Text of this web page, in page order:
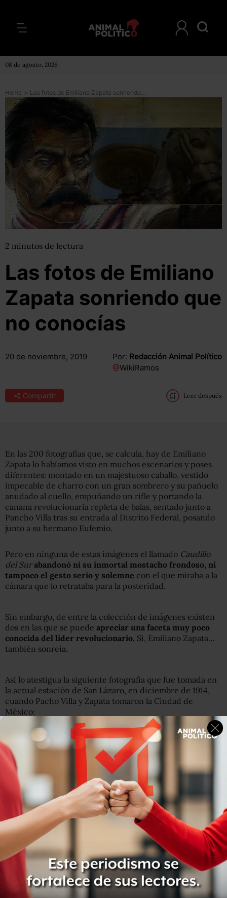
08 de agosto, 2026
Home > Las fotos de Emiliano Zapata sonriendo que no conocías
2 minutos de lectura
Las fotos de Emiliano
Zapata sonriendo que
no conocías
20 de noviembre, 2019 Por: Redacción Animal Político
@WikiRamos
Compartir Leer después
En las 200 fotografías que, se calcula, hay de Emiliano
Zapata lo habíamos visto en muchos escenarios y poses
diferentes: montado en un majestuoso caballo, vestido
impecable de charro con un gran sombrero y su pañuelo
anudado al cuello, empuñando un rifle y portando la
canana revolucionaria repleta de balas, sentado junto a
Pancho Villa tras su entrada al Distrito Federal, posando
junto a su hermano Eufemio.
Pero en ninguna de estas imágenes el llamado Caudillo
del Sur abandonó ni su inmortal mostacho frondoso, ni
tampoco el gesto serio y solemne con el que miraba a la
cámara que lo retrataba para la posteridad.
Sin embargo, de entre la colección de imágenes existen
dos en las que se puede apreciar una faceta muy poco
conocida del líder revolucionario. Sí, Emiliano Zapata…
también sonreía.
Así lo atestigua la siguiente fotografía que fue tomada en
la actual estación de San Lázaro, en diciembre de 1914,
cuando Pacho Villa y Zapata tomaron la Ciudad de
México: